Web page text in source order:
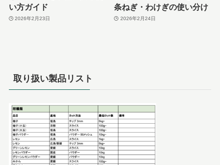
い方ガイド
2026年2月23日
条ねぎ・わけぎの使い分け
2026年2月24日
取り扱い製品リスト